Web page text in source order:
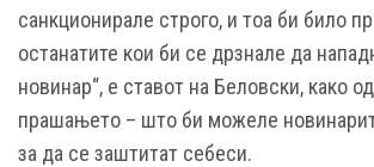
санкционирале строго, и тоа би било
останатите кои би се дрзнале да
новинар“, е ставот на Белoвски, како
прашањето – што би можеле
за да се заштитат себеси.